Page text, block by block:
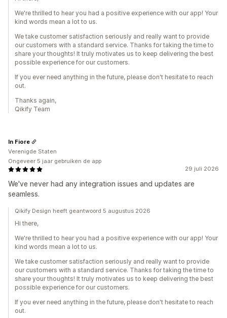
We're thrilled to hear you had a positive experience with our app! Your
kind words mean a lot to us.
We take customer satisfaction seriously and really want to provide
our customers with a standard service. Thanks for taking the time to
share your thoughts! It truly motivates us to keep delivering the best
possible experience for our customers.
If you ever need anything in the future, please don't hesitate to reach
out.
Thanks again,
Qikify Team
29 juli 2026
We've never had any integration issues and updates are
seamless.
In Fiore
Verenigde Staten
Ongeveer 5 jaar gebruiken de app
Qikify Design heeft geantwoord 5 augustus 2026
Hi there,
We're thrilled to hear you had a positive experience with our app! Your
kind words mean a lot to us.
We take customer satisfaction seriously and really want to provide
our customers with a standard service. Thanks for taking the time to
share your thoughts! It truly motivates us to keep delivering the best
possible experience for our customers.
If you ever need anything in the future, please don't hesitate to reach
out.